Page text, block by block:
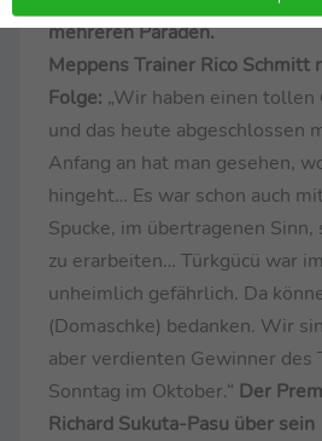
mehreren Paraden.
Meppens Trainer Rico Schmitt
Folge: „Wir haben einen
und das heute abgeschlossen
Anfang an hat man gesehen,
hingeht… Es war schon auch
Spucke, im übertragenen Sinn,
zu erarbeiten… Türkgücü war
unheimlich gefährlich. Da
(Domaschke) bedanken. Wir
aber verdienten Gewinner des
Sonntag im Oktober.“ Der
Richard Sukuta-Pasu über